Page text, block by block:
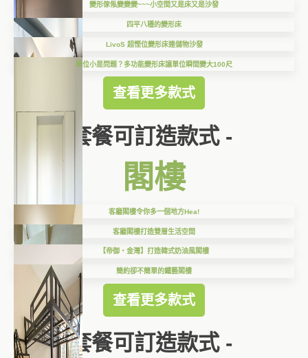
變形傢俬變變變~~~小空間又是床又是沙發
四平八穩的變形床
LivoS 超慳位變形床連儲物沙發
單位小是問題？多功能變形床讓單位瞬間變大100尺
查看更多款式
套餐可訂造款式 -
閣樓
客廳閣樓令你多一個地方Hea!
客廳閣樓打造雙層生活空間
【帝御‧金灣】打造韓式奶油風閣樓
簡約卻不簡單的鐵藝閣樓
查看更多款式
套餐可訂造款式 -